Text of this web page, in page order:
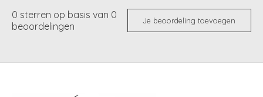
0 sterren op basis van 0
beoordelingen
Je beoordeling toevoegen